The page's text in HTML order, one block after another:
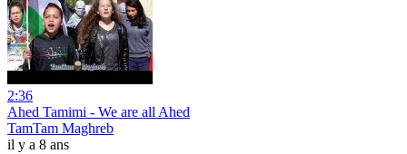
2:36
Ahed Tamimi - We are all Ahed
TamTam Maghreb
il y a 8 ans